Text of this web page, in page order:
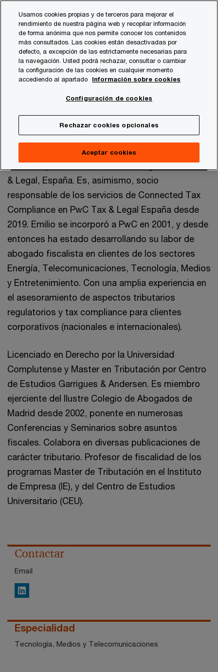
content
footer
contacts
Emilio Rodríguez
Socio, PwC Tax & Legal
Socio responsable del Sector Energía en PwC Tax
& Legal, España. Es, asimismo, socio
responsable de los servicios de Connected Tax
Compliance en PwC Tax & Legal España desde
2019. Emilio se incorporó a PwC en 2001, y desde
entonces ha estado desarrollando su labor de
abogado fiscalista en clientes de los sectores
Energía, Telecomunicaciones, Tecnología, Medios
y Entretenimiento. Con una amplia experiencia en
el asesoramiento de aspectos tributarios
regulatorios y tax compliance para clientes
corporativos (nacionales e internacionales).
Licenciado en Derecho por la Universidad
Complutense y Master en Tributación por Centro
de Estudios Garrigues & Andersen. Es miembro
ejerciente del Ilustre Colegio de Abogados de
Madrid desde 2002, ponente en numerosas
Conferencias y Seminarios sobre asuntos
fiscales. Colabora en diversas publicaciones de
carácter tributario. Profesor de fiscalidad de los
programas Master de Tributación en el Instituto
de Empresa (IE), y del Centro de Estudios
Universitario (CEU).
Contactar
Email
LinkedIn
Especialidad
Tecnología, Medios y Telecomunicaciones
Usamos cookies propias y de terceros para mejorar el
rendimiento de nuestra página web y recopilar información
de forma anónima que nos permite conocer los contenidos
más consultados. Las cookies están desactivadas por
defecto, a excepción de las estrictamente necesarias para
la navegación. Usted podrá rechazar, consultar o cambiar
la configuración de las cookies en cualquier momento
accediendo al apartado
Información sobre cookies
Configuración de cookies
Rechazar cookies opcionales
Aceptar cookies